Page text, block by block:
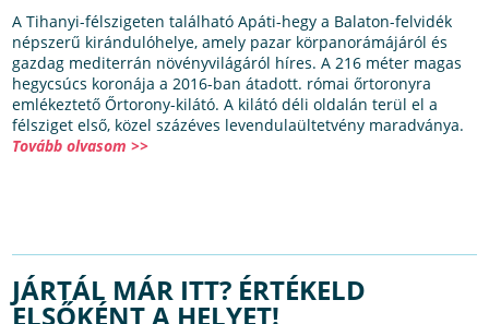
A Tihanyi-félszigeten található Apáti-hegy a Balaton-felvidék
népszerű kirándulóhelye, amely pazar körpanorámájáról és
gazdag mediterrán növényvilágáról híres. A 216 méter magas
hegycsúcs koronája a 2016-ban átadott. római őrtoronyra
emlékeztető Őrtorony-kilátó. A kilátó déli oldalán terül el a
félsziget első, közel százéves levendulaültetvény maradványa.
Tovább olvasom >>
JÁRTÁL MÁR ITT? ÉRTÉKELD
ELSŐKÉNT A HELYET!